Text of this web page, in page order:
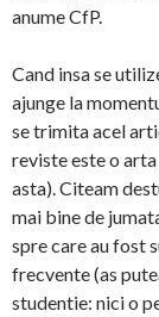
anume CfP.
Cand insa se
ajunge la
se trimita acel
reviste este o arta
asta). Citeam
mai bine de
spre care au fost
frecvente (as
studentie: nici o